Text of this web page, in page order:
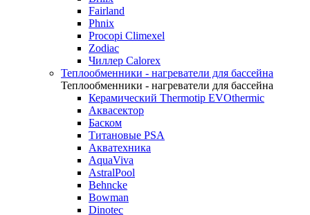
Fairland
Phnix
Procopi Climexel
Zodiac
Чиллер Calorex
Теплообменники - нагреватели для бассейна
Теплообменники - нагреватели для бассейна
Керамический Thermotip EVOthermic
Аквасектор
Баском
Титановые PSA
Акватехника
AquaViva
AstralPool
Behncke
Bowman
Dinotec